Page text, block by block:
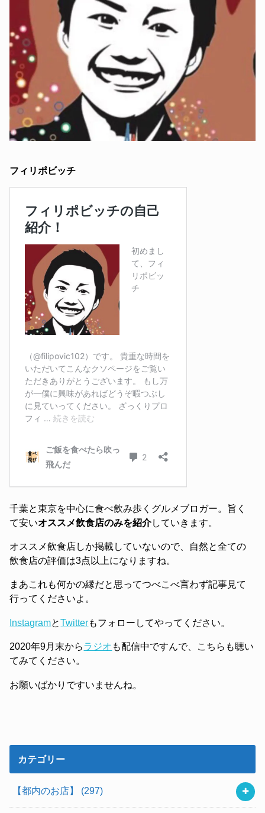
フィリポビッチ
千葉と東京を中心に食べ飲み歩くグルメブロガー。旨く
て安いオススメ飲食店のみを紹介していきます。
オススメ飲食店しか掲載していないので、自然と全ての
飲食店の評価は3点以上になりますね。
まあこれも何かの縁だと思ってつべこべ言わず記事見て
行ってくださいよ。
InstagramとTwitterもフォローしてやってください。
2020年9月末からラジオ も配信中ですんで、こちらも聴い
てみてください。
お願いばかりですいませんね。
カテゴリー
【都内のお店】 (297)